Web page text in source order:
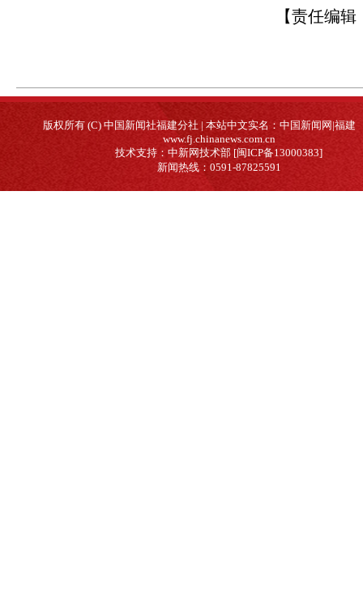
【责任编辑
版权所有 (C) 中国新闻社福建分社 | 本站中文实名：中国新闻网|福建
www.fj.chinanews.com.cn
技术支持：中新网技术部 [闽ICP备13000383]
新闻热线：0591-87825591